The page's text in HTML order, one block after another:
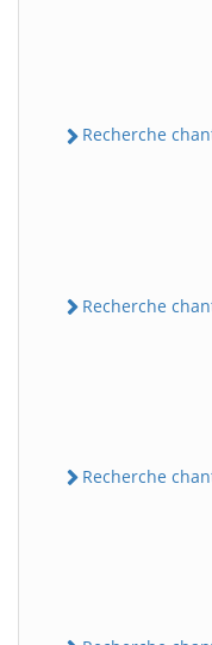
Recherche
Recherche
Recherche